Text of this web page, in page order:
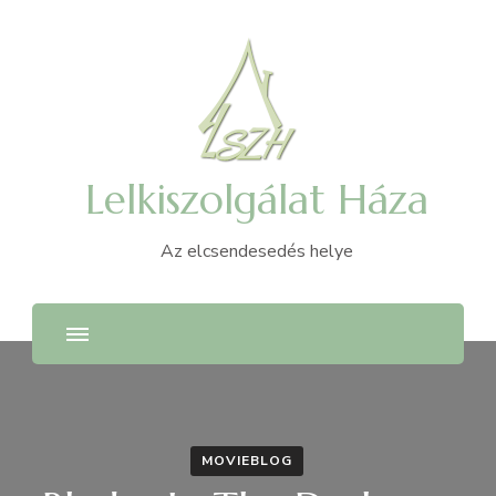
Lelkiszolgálat Háza
Az elcsendesedés helye
MOVIEBLOG